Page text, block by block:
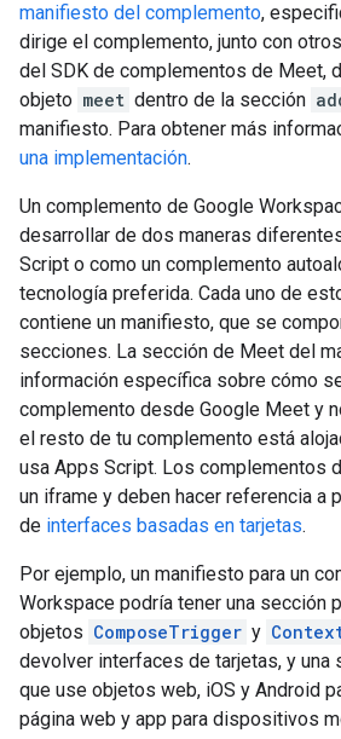
manifiesto del complemento,
dirige el complemento, junto con
del SDK de complementos de Meet,
objeto meet dentro de la sección
manifiesto. Para obtener más
una implementación.
Un complemento de Google
desarrollar de dos maneras
Script o como un complemento
tecnología preferida. Cada uno de
contiene un manifiesto, que se
secciones. La sección de Meet del
información específica sobre cómo
complemento desde Google Meet y
el resto de tu complemento está
usa Apps Script. Los complementos
un iframe y deben hacer referencia a
de interfaces basadas en tarjetas.
Por ejemplo, un manifiesto para un
Workspace podría tener una sección
objetos ComposeTrigger y
devolver interfaces de tarjetas, y una
que use objetos web, iOS y Android
página web y app para dispositivos